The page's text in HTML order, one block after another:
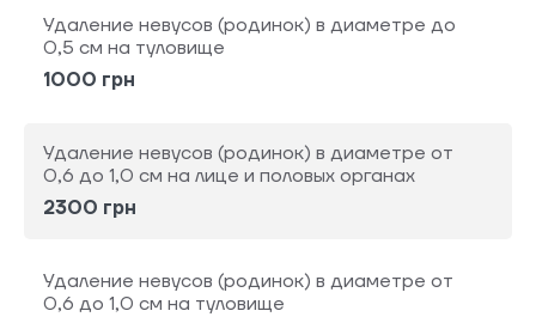
Удаление невусов (родинок) в диаметре до
0,5 см на туловище
1000 грн
Удаление невусов (родинок) в диаметре от
0,6 до 1,0 см на лице и половых органах
2300 грн
Удаление невусов (родинок) в диаметре от
0,6 до 1,0 см на туловище